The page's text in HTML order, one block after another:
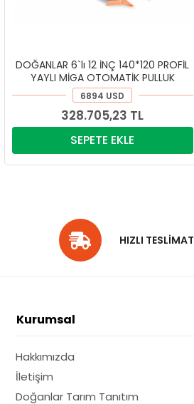
DOĞANLAR 6`lı 12 İNÇ 140*120 PROFİL
YAYLI MİGA OTOMATİK PULLUK
6894 USD
328.705,23 TL
SEPETE EKLE
HIZLI TESLİMAT
Kurumsal
Hakkımızda
İletişim
Doğanlar Tarım Tanıtım